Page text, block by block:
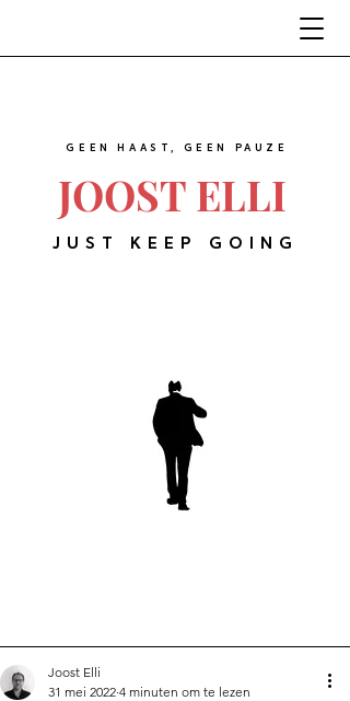
JOOST ELLI
GEEN HAAST, GEEN PAUZE
JUST KEEP GOING
Joost Elli
31 mei 2022 4 minuten om te lezen